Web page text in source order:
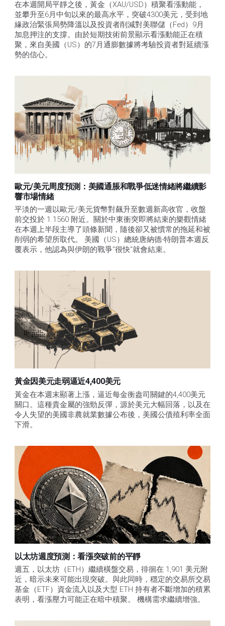
在本週開局平靜之後，黃金（XAU/USD）積聚看漲動能，
並攀升至6月中旬以來的最高水平，突破4300美元，受到地
緣政治緊張局勢降溫以及投資者削減對美聯儲（Fed）9月
加息押注的支撐。由於短期技術前景顯示看漲動能正在積
聚，來自美國（US）的7月通膨數據將考驗投資者對延續漲
勢的信心。
歐元/美元周度預測：美國通脹和戰爭低迷情緒將繼續影
響市場情緒
平淡的一週以歐元/美元貨幣對飆升至數週新高收官，收盤
前交投於 1.1560 附近。關於中東衝突即將結束的樂觀情緒
在本週上半段主導了頭條新聞，隨後卻又被慣常的拖延和被
削弱的希望所取代。 美國（US）總統唐納德-特朗普本週反
覆表示，他認為與伊朗的戰爭"很快"就會結束。
黃金因美元走弱逼近4,400美元
黃金在本週末顯著上漲，逼近每金衡盎司關鍵的4,400美元
關口。這種貴金屬的強勁反彈，源於美元大幅回落，以及在
令人失望的美國非農就業數據公布後，美國公債殖利率全面
下滑。
以太坊週度預測：看漲突破前的平靜
週五，以太坊（ETH）繼續橫盤交易，徘徊在 1,901 美元附
近，暗示未來可能出現突破。與此同時，穩定的交易所交易
基金（ETF）資金流入以及大型 ETH 持有者不斷增加的積累
表明，看漲壓力可能正在暗中積聚。 機構需求繼續增強。